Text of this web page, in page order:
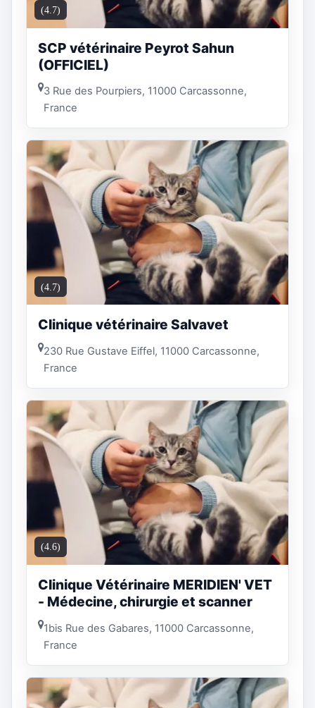
(4.7)
SCP vétérinaire Peyrot Sahun
(OFFICIEL)
3 Rue des Pourpiers, 11000 Carcassonne,
France
(4.7)
Clinique vétérinaire Salvavet
230 Rue Gustave Eiffel, 11000 Carcassonne,
France
(4.6)
Clinique Vétérinaire MERIDIEN' VET
- Médecine, chirurgie et scanner
1bis Rue des Gabares, 11000 Carcassonne,
France